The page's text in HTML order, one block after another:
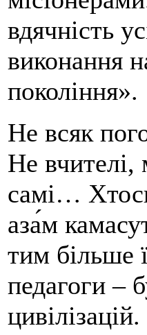
вдячність
виконання
покоління».
Не всяк
Не вчителі,
самі…
аза́м
тим більше
педагоги –